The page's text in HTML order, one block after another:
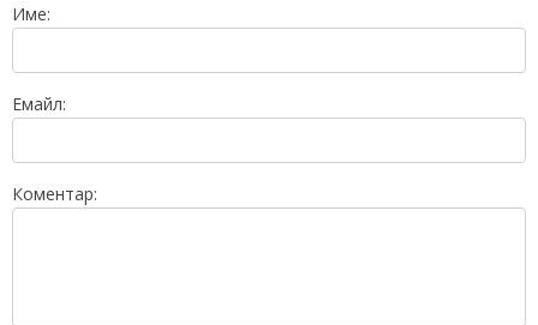
Име:
Емайл:
Коментар: